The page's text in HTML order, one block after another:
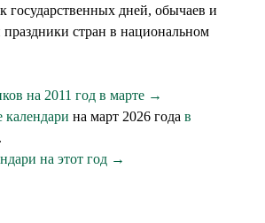
государственных дней, обычаев и
стран в национальном
на 2011 год в марте →
календари на март 2026 года в
.
на этот год →